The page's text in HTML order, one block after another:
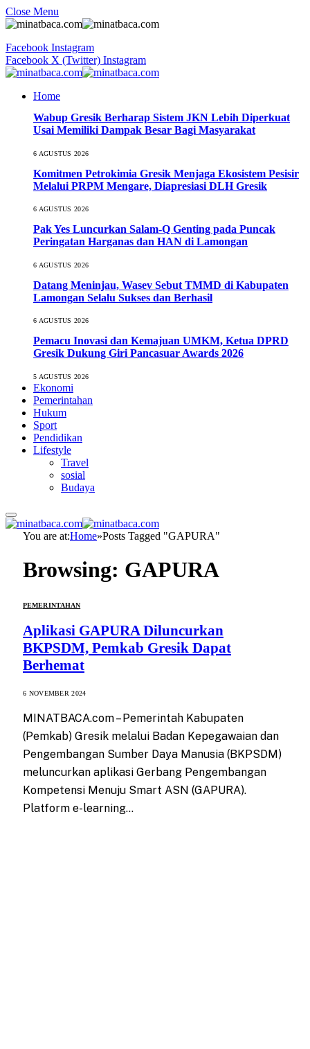
Close Menu
Facebook Instagram
Facebook X (Twitter) Instagram
Home
Wabup Gresik Berharap Sistem JKN Lebih Diperkuat
Usai Memiliki Dampak Besar Bagi Masyarakat
6 AGUSTUS 2026
Komitmen Petrokimia Gresik Menjaga Ekosistem Pesisir
Melalui PRPM Mengare, Diapresiasi DLH Gresik
6 AGUSTUS 2026
Pak Yes Luncurkan Salam-Q Genting pada Puncak
Peringatan Harganas dan HAN di Lamongan
6 AGUSTUS 2026
Datang Meninjau, Wasev Sebut TMMD di Kabupaten
Lamongan Selalu Sukses dan Berhasil
6 AGUSTUS 2026
Pemacu Inovasi dan Kemajuan UMKM, Ketua DPRD
Gresik Dukung Giri Pancasuar Awards 2026
5 AGUSTUS 2026
Ekonomi
Pemerintahan
Hukum
Sport
Pendidikan
Lifestyle
Travel
sosial
Budaya
You are at:Home»Posts Tagged "GAPURA"
Browsing: GAPURA
PEMERINTAHAN
Aplikasi GAPURA Diluncurkan
BKPSDM, Pemkab Gresik Dapat
Berhemat
6 NOVEMBER 2024
MINATBACA.com – Pemerintah Kabupaten
(Pemkab) Gresik melalui Badan Kepegawaian dan
Pengembangan Sumber Daya Manusia (BKPSDM)
meluncurkan aplikasi Gerbang Pengembangan
Kompetensi Menuju Smart ASN (GAPURA).
Platform e-learning…